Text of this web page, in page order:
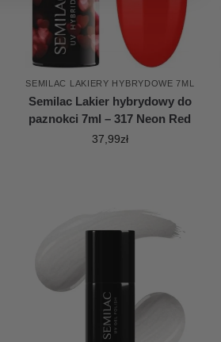
SEMILAC LAKIERY HYBRYDOWE 7ML
Semilac Lakier hybrydowy do
paznokci 7ml – 317 Neon Red
37,99zł